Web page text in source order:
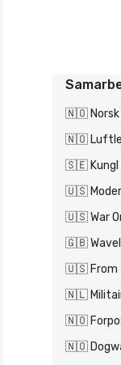
🇳🇴 Norsk
🇳🇴
🇸🇪 Kungl
🇺🇸
🇺🇸 War
🇬🇧
🇺🇸 From
🇳🇱
🇳🇴
🇳🇴